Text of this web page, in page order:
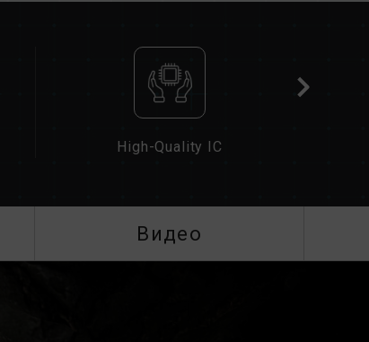
памяти проходит тестирование
загрузке.
процессора (IMC) и текущая версия
рабочую частоту памяти.
от настроек BIOS системы, а
память будет работать на
например DDR5-4800 (или ниже).
вручную. Некоторые
частоты, поскольку
настроек системы.
3.0 / EXPO) не является частью
системы. Если разгон
к настройкам BIOS по
High-Quality IC
Видео